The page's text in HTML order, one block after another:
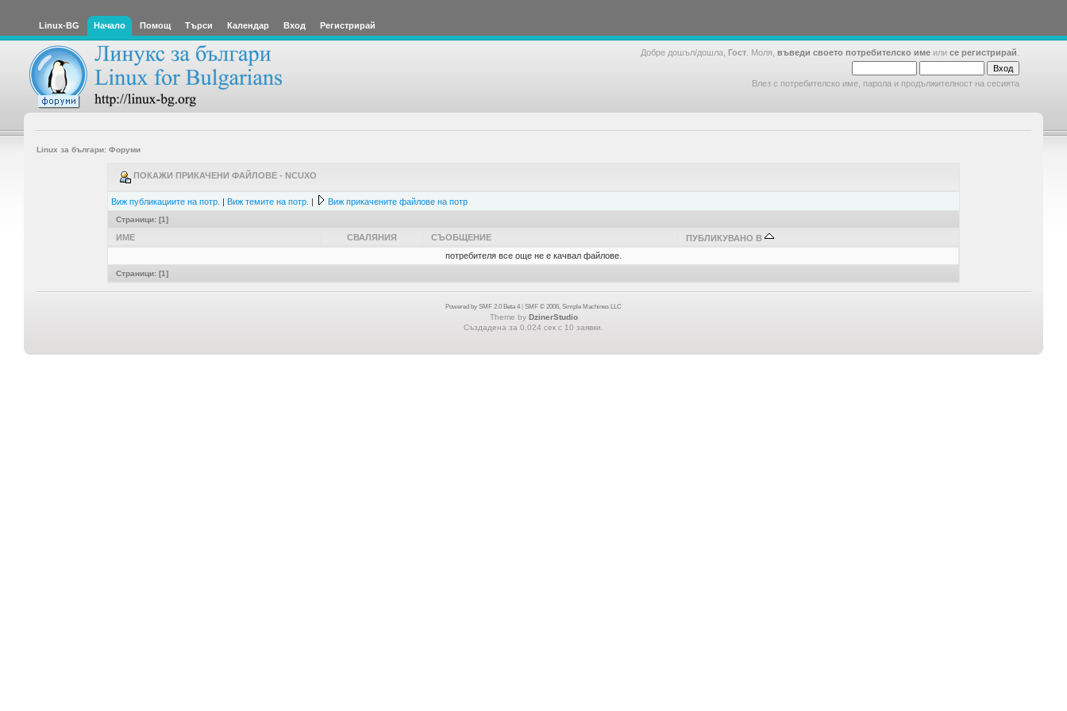
Linux-BG Начало Помощ Търси Календар Вход Регистрирай
Добре дошъл/дошла, Гост . Моля, въведи своето потребителско име или се регистрирай
Влез с потребителско име, парола и продължителност на сесията
Linux за българи: Форуми
ПОКАЖИ ПРИКАЧЕНИ ФАЙЛОВЕ - NCUXO
Виж публикациите на потр. | Виж темите на потр. | Виж прикачените файлове на потр
Страници: [1]
ИМЕ СВАЛЯНИЯ СЪОБЩЕНИЕ
ПУБЛИКУВАНО В
потребителя все още не е качвал файлове.
Страници: [1]
Powered by SMF 2.0 Beta 4 SMF © 2006, Simple Machines LLC
Theme by DzinerStudio
Създадена за 0.024 сек с 10 заявки.